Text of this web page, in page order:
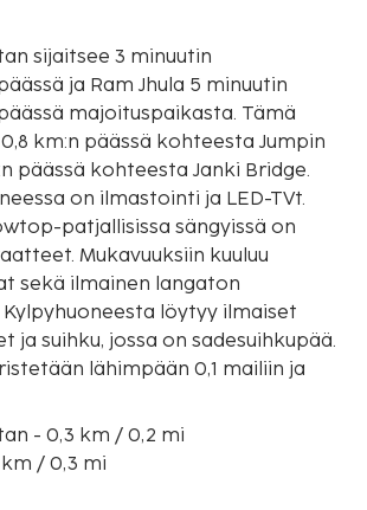
sijaitsee 3 minuutin
ja Ram Jhula 5 minuutin
majoituspaikasta. Tämä
km:n päässä kohteesta Jumpin
päässä kohteesta Janki Bridge.
on ilmastointi ja LED-TVt.
patjallisissa sängyissä on
Mukavuuksiin kuuluu
sekä ilmainen langaton
löytyy ilmaiset
ja suihku, jossa on sadesuihkupää.
lähimpään 0,1 mailiin ja
- 0,3 km / 0,2 mi
km / 0,3 mi